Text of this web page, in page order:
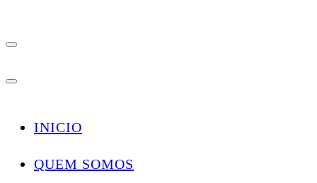
INICIO
QUEM SOMOS